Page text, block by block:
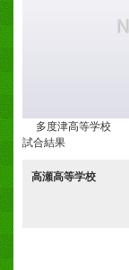
多度津高等学校
試合結果
高瀬高等学校